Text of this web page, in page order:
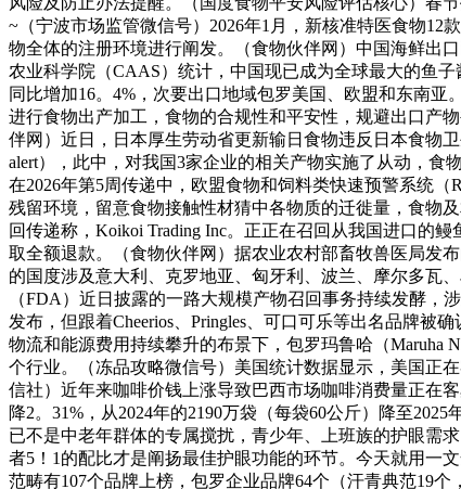
~（宁波市场监管微信号）2026年1月，新核准特医食物12
物全体的注册环境进行阐发。（食物伙伴网）中国海鲜出
农业科学院（CAAS）统计，中国现已成为全球最大的鱼
同比增加16。4%，次要出口地域包罗美国、欧盟和东南
进行食物出产加工，食物的合规性和平安性，规避出口产
伴网）近日，日本厚生劳动省更新输日食物违反日本食物
alert），此中，对我国3家企业的相关产物实施了从动，
在2026年第5周传递中，欧盟食物和饲料类快速预警系统
残留环境，留意食物接触性材猜中各物质的迁徙量，食物
回传递称，Koikoi Trading Inc。正正在召回从我国进口的
取全额退款。（食物伙伴网）据农业农村部畜牧兽医局发
的国度涉及意大利、克罗地亚、匈牙利、波兰、摩尔多瓦
（FDA）近日披露的一路大规模产物召回事务持续发酵，
发布，但跟着Cheerios、Pringles、可口可乐等出名品牌被
物流和能源费用持续攀升的布景下，包罗玛鲁哈（Maruha
个行业。（冻品攻略微信号）美国统计数据显示，美国正
信社）近年来咖啡价钱上涨导致巴西市场咖啡消费量正在
降2。31%，从2024年的2190万袋（每袋60公斤）降至
已不是中老年群体的专属搅扰，青少年、上班族的护眼
者5！1的配比才是阐扬最佳护眼功能的环节。今天就用一
范畴有107个品牌上榜，包罗企业品牌64个（汗青典范19